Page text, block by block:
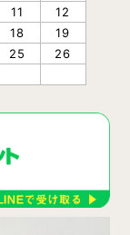
11
12
18
19
25
26